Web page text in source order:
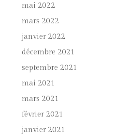
mai 2022
mars 2022
janvier 2022
décembre 2021
septembre 2021
mai 2021
mars 2021
février 2021
janvier 2021